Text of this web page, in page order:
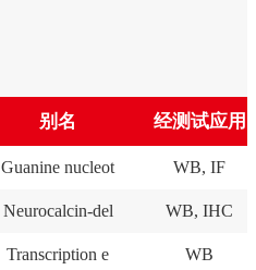
别名 经测试应用
Guanine nucleot WB, IF
Neurocalcin-del WB, IHC
Transcription e WB